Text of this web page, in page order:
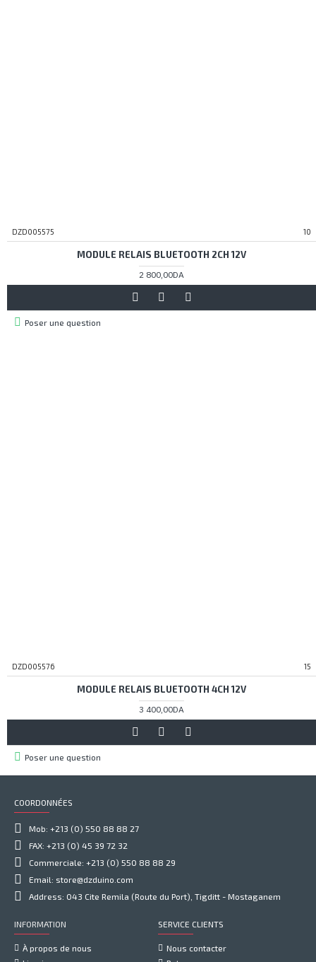
DZD005575 10
MODULE RELAIS BLUETOOTH 2CH 12V
2 800,00DA
Poser une question
DZD005576 15
MODULE RELAIS BLUETOOTH 4CH 12V
3 400,00DA
Poser une question
COORDONNÉES
Mob: +213 (0) 550 88 88 27
FAX: +213 (0) 45 39 72 32
Commerciale: +213 (0) 550 88 88 29
Email: store@dzduino.com
Address: 043 Cite Remila (Route du Port), Tigditt - Mostaganem
INFORMATION
À propos de nous
SERVICE CLIENTS
Nous contacter